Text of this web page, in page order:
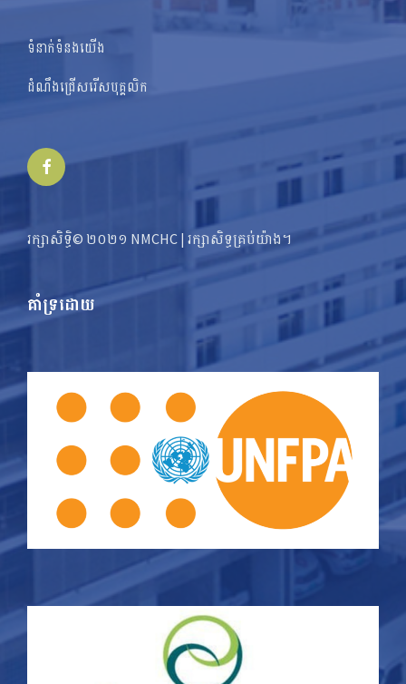
ទំនាក់ទំនងយើង
ដំណឹងជ្រើសរើសបុគ្គលិក
Facebook
រក្សាសិទ្ធិ© ២០២១ NMCHC | រក្សា​​សិទ្ធ​គ្រប់យ៉ាង។
គាំទ្រដោយ